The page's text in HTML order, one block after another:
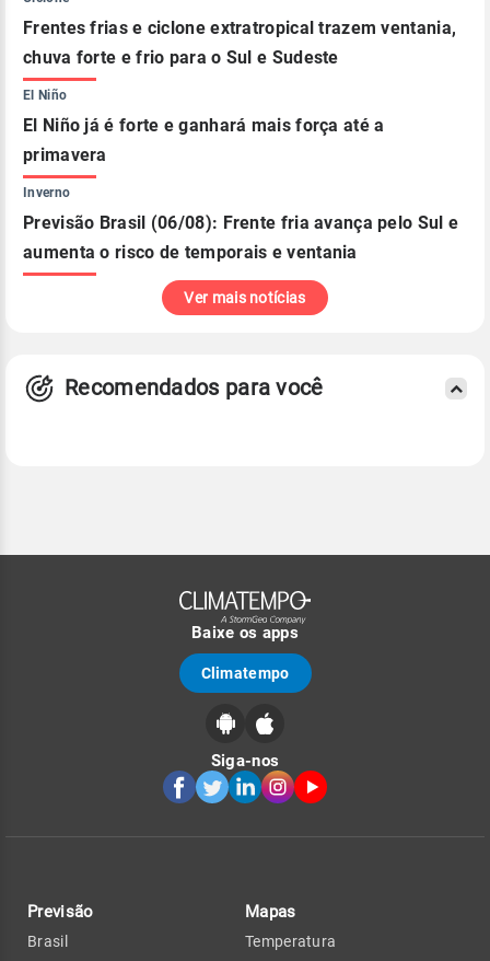
Frentes frias e ciclone extratropical trazem ventania,
chuva forte e frio para o Sul e Sudeste
El Niño
El Niño já é forte e ganhará mais força até a
primavera
Inverno
Previsão Brasil (06/08): Frente fria avança pelo Sul e
aumenta o risco de temporais e ventania
Ver mais notícias
Recomendados para você
Baixe os apps
Climatempo
Siga-nos
Previsão
Brasil
Mapas
Temperatura